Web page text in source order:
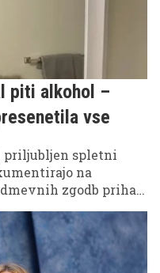
piti alkohol –
vse
priljubljen spletni
na
zgodb prihaja
z oboževalci in
počutje spremenita v